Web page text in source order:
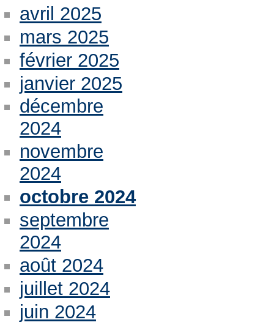
avril 2025
mars 2025
février 2025
janvier 2025
décembre
2024
novembre
2024
octobre 2024
septembre
2024
août 2024
juillet 2024
juin 2024